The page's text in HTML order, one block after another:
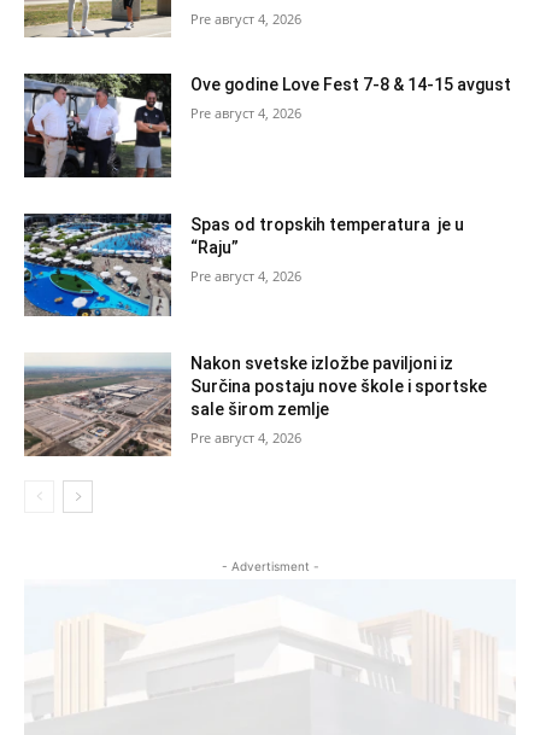
август 4, 2026
Ove godine Love Fest 7-8 & 14-15 avgust
август 4, 2026
Spas od tropskih temperatura je u
“Raju”
август 4, 2026
Nakon svetske izložbe paviljoni iz
Surčina postaju nove škole i sportske
sale širom zemlje
август 4, 2026
- Advertisment -